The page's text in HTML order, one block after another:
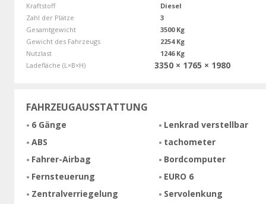
Kraftstoff
Diesel
Zahl der Plätze
3
Gesamtgewicht
3500 Kg
Gewicht des Fahrzeugs
2254 Kg
Nutzlast
1246 Kg
Ladefläche (L×B×H)
3350 × 1765 × 1980
FAHRZEUGAUSSTATTUNG
6 Gänge
ABS
Fahrer-Airbag
Fernsteuerung
Zentralverriegelung
Lenkrad verstellbar
tachometer
Bordcomputer
EURO 6
Servolenkung